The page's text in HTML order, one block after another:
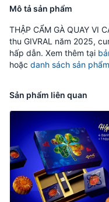
Mô tả sản phẩm
THẬP CẨM GÀ QUAY VI
thu GIVRAL năm 2025,
hấp dẫn. Xem thêm tại
hoặc danh sách sản phẩm
Sản phẩm liên quan